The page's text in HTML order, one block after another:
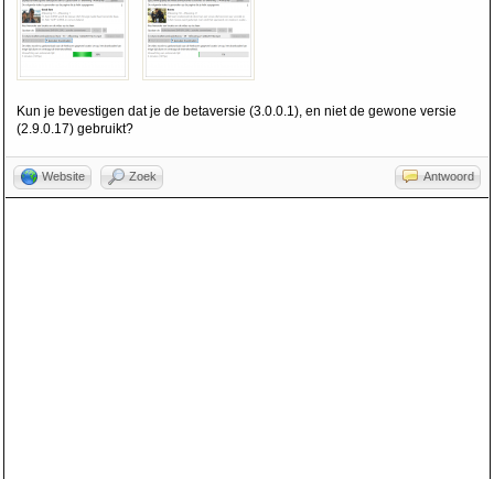
Kun je bevestigen dat je de betaversie (3.0.0.1), en niet de gewone versie
(2.9.0.17) gebruikt?
Website Zoek Antwoord